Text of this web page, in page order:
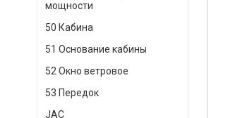
мощности
50 Кабина
51 Основание кабины
52 Окно ветровое
53 Передок
JAC